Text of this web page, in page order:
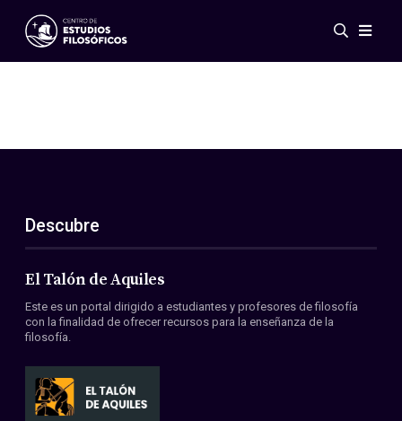
Eventos
ES
EN
Acerca de nosotros
Miembros
Convenios
Descubre
El Talón de Aquiles
Este es un portal dirigido a estudiantes y profesores de filosofía
con la finalidad de ofrecer recursos para la enseñanza de la
filosofía.